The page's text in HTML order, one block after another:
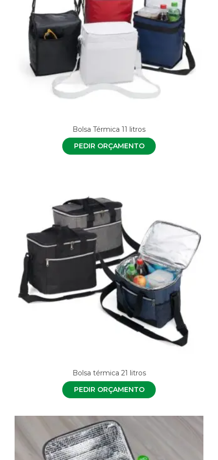
Bolsa Térmica 11 litros
PEDIR ORÇAMENTO
Bolsa térmica 21 litros
PEDIR ORÇAMENTO